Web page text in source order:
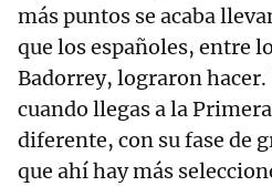
más puntos se acaba
que los españoles, entre
Badorrey, lograron hacer.
cuando llegas a la
diferente, con su fase de
que ahí hay más